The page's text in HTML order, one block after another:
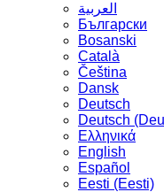
العربية
Български
Bosanski
Сatalà
Čeština
Dansk
Deutsch
Deutsch
Ελληνικά
English
Español
Eesti (Eesti)